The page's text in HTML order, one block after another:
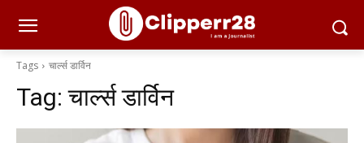
Tags चार्ल्स डार्विन
Tag:चार्ल्स डार्विन